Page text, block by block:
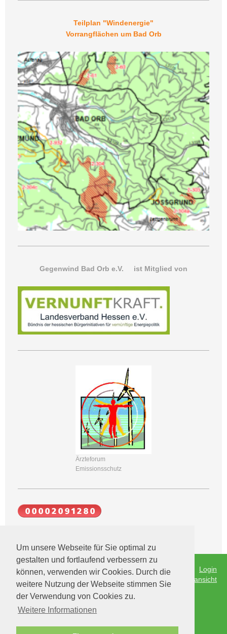
Um unsere Webseite für Sie optimal zu
gestalten und fortlaufend verbessern zu
können, verwenden wir Cookies. Durch die
weitere Nutzung der Webseite stimmen Sie
der Verwendung von Cookies zu.
Weitere Informationen
Teilplan "Windenergie"
Vorrangflächen um Bad Orb
Gegenwind Bad Orb e.V. ist Mitglied von
Ärzteforum
Emissionsschutz
Druckversion| Sitemap
Gegenwind Bad Orb e.V.,
Dr. Eckhard Kuck 1. Vorsitzender
Kurparkstrasse 5
63619 Bad Orb
Login
Webansicht